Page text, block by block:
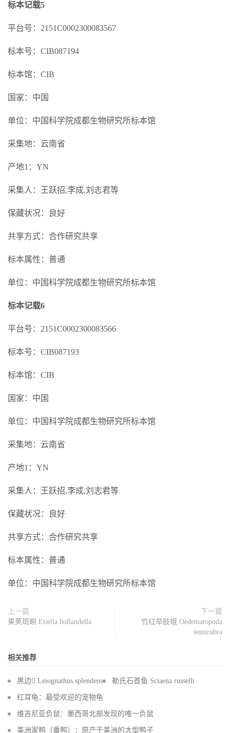
标本记载5
平台号：2151C0002300083567
标本号：CIB087194
标本馆：CIB
国家：中国
单位：中国科学院成都生物研究所标本馆
采集地：云南省
产地1：YN
采集人：王跃招,李成,刘志君等
保藏状况：良好
共享方式：合作研究共享
标本属性：普通
单位：中国科学院成都生物研究所标本馆
标本记载6
平台号：2151C0002300083566
标本号：CIB087193
标本馆：CIB
国家：中国
单位：中国科学院成都生物研究所标本馆
采集地：云南省
产地1：YN
采集人：王跃招,李成,刘志君等
保藏状况：良好
共享方式：合作研究共享
标本属性：普通
单位：中国科学院成都生物研究所标本馆
上一篇
果荚斑螟 Etiella hollandella
下一篇
竹红举肢蛾 Oedematopoda
semirubra
相关推荐
黑边 Leiognathus splendens 勒氏石首鱼 Sciaena russelli
红耳龟：最受欢迎的宠物龟
维吉尼亚负鼠：墨西哥北部发现的唯一负鼠
美洲家鸭（番鸭）：原产于美洲的大型鸭子